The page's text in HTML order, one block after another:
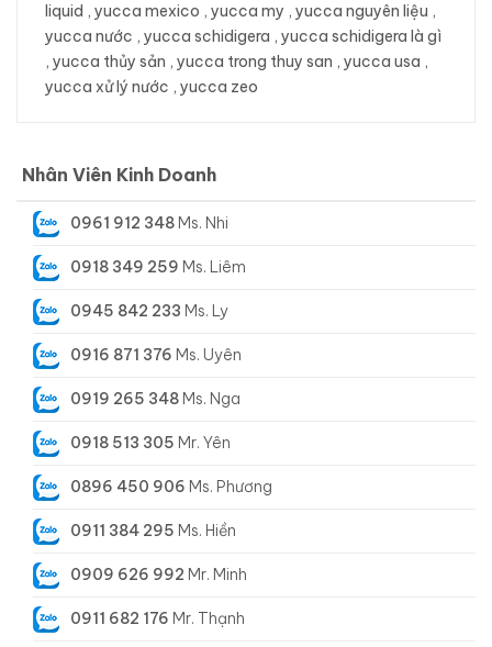
liquid , yucca mexico , yucca my , yucca nguyên liệu ,
yucca nước , yucca schidigera , yucca schidigera là gì
, yucca thủy sản , yucca trong thuy san , yucca usa ,
yucca xử lý nước , yucca zeo
Nhân Viên Kinh Doanh
0961 912 348 Ms. Nhi
0918 349 259 Ms. Liêm
0945 842 233 Ms. Ly
0916 871 376 Ms. Uyên
0919 265 348 Ms. Nga
0918 513 305 Mr. Yên
0896 450 906 Ms. Phương
0911 384 295 Ms. Hiền
0909 626 992 Mr. Minh
0911 682 176 Mr. Thạnh